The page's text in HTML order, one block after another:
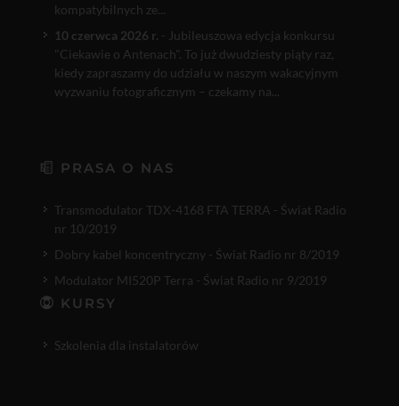
kompatybilnych ze...
10 czerwca 2026 r. - Jubileuszowa edycja konkursu
"Ciekawie o Antenach". To już dwudziesty piąty raz,
kiedy zapraszamy do udziału w naszym wakacyjnym
wyzwaniu fotograficznym – czekamy na...
PRASA O NAS
Transmodulator TDX-4168 FTA TERRA - Świat Radio
nr 10/2019
Dobry kabel koncentryczny - Świat Radio nr 8/2019
Modulator MI520P Terra - Świat Radio nr 9/2019
KURSY
Szkolenia dla instalatorów